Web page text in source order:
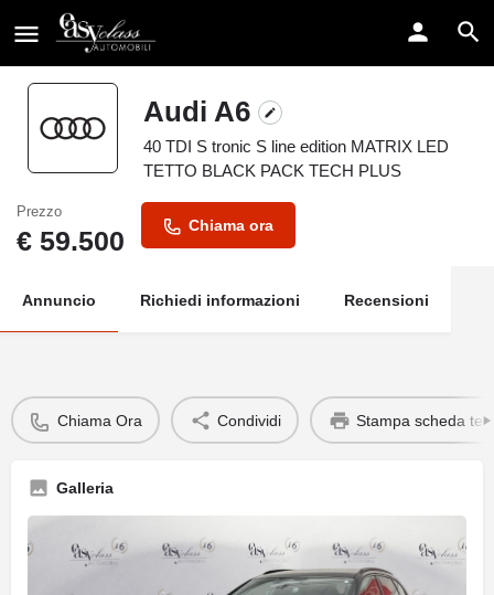
Audi A6
40 TDI S tronic S line edition MATRIX LED
TETTO BLACK PACK TECH PLUS
Prezzo
€ 59.500 Chiama ora
Annuncio Richiedi informazioni Recensioni
Chiama Ora Condividi Stampa scheda
Galleria